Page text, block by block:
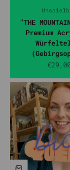
"THE
Premium
Prix